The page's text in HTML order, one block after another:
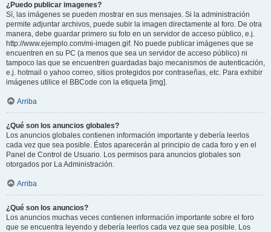
¿Puedo publicar imagenes?
Sí, las imágenes se pueden mostrar en sus mensajes. Si la administración
permite adjuntar archivos, puede subir la imagen directamente al foro. De otra
manera, debe guardar primero su foto en un servidor de acceso público, e.j.
http://www.ejemplo.com/mi-imagen.gif. No puede publicar imágenes que se
encuentren en su PC (a menos que sea un servidor de acceso público) ni
tampoco las que se encuentren guardadas bajo mecanismos de autenticación,
e.j. hotmail o yahoo correo, sitios protegidos por contraseñas, etc. Para exhibir
imágenes utilice el BBCode con la etiqueta [img].
Arriba
¿Qué son los anuncios globales?
Los anuncios globales contienen información importante y debería leerlos
cada vez que sea posible. Éstos aparecerán al principio de cada foro y en el
Panel de Control de Usuario. Los permisos para anuncios globales son
otorgados por La Administración.
Arriba
¿Qué son los anuncios?
Los anuncios muchas veces contienen información importante sobre el foro
que se encuentra leyendo y debería leerlos cada vez que sea posible. Los